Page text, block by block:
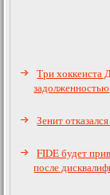
Три хоккеиста
задолженностью
Зенит
FIDE будет
после